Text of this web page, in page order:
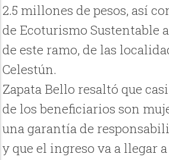
2.5 millones de pesos, así
de Ecoturismo Sustentable
de este ramo, de las
Celestún.
Zapata Bello resaltó que
de los beneficiarios son
una garantía de
y que el ingreso va a llegar